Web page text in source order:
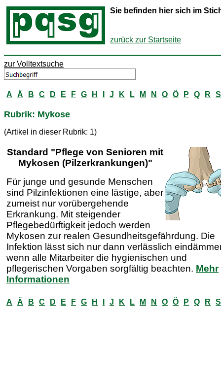
Sie befinden hier sich im
zurück zur Startseite
zur Volltextsuche
A Ä B C D E F G H J K L M N O Ö P Q R S
Rubrik: Mykose
(Artikel in dieser Rubrik: 1)
Standard "Pflege von Senioren mit
Mykosen (Pilzerkrankungen)"
Für junge und gesunde Menschen
sind Pilzinfektionen eine lästige, aber
zumeist nur vorübergehende
Erkrankung. Mit steigender
Pflegebedürftigkeit jedoch werden
Mykosen zur realen Gesundheitsgefährdung. Die
Infektion lässt sich nur dann verlässlich
wenn alle Mitarbeiter die hygienischen und
pflegerischen Vorgaben sorgfältig beachten. Mehr
Informationen
A Ä B C D E F G H J K L M N O Ö P Q R S